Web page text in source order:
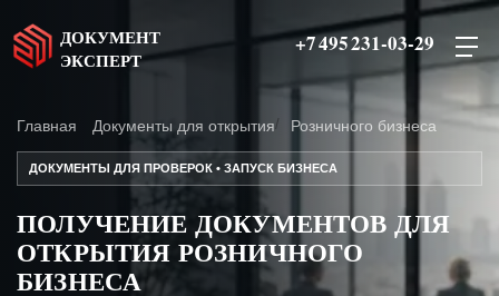
ДОКУМЕНТ
ЭКСПЕРТ
+7 495 231-03-29
Главная Документы для открытия Розничного бизнеса
ДОКУМЕНТЫ ДЛЯ ПРОВЕРОК • ЗАПУСК БИЗНЕСА
ПОЛУЧЕНИЕ ДОКУМЕНТОВ ДЛЯ
ОТКРЫТИЯ РОЗНИЧНОГО
БИЗНЕСА